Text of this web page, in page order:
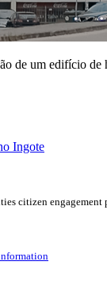
de um edifício
Ingote
citizen